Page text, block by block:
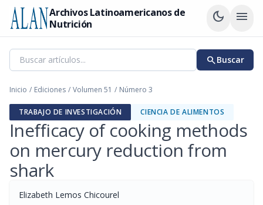
Archivos Latinoamericanos de
Nutrición
dark_mode menu
searchBuscar
Inicio / Ediciones / Volumen 51 / Número 3
TRABAJO DE INVESTIGACIÓN CIENCIA DE ALIMENTOS
Inefficacy of cooking methods
on mercury reduction from
shark
Elizabeth Lemos Chicourel